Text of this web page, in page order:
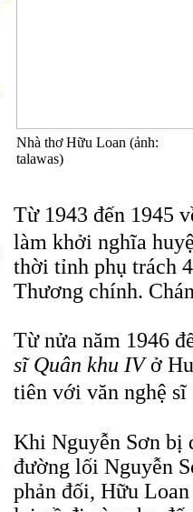
Nhà thơ Hữu Loan (ảnh:
talawas)
Từ 1943 đến 1945
làm khởi nghĩa
thời tỉnh phụ trách
Thương chính.
Từ nửa năm 1946
sĩ Quân khu IVở
tiên với văn nghệ sĩ
Khi Nguyễn Sơn bị
đường lối Nguyễn
phản đối, Hữu